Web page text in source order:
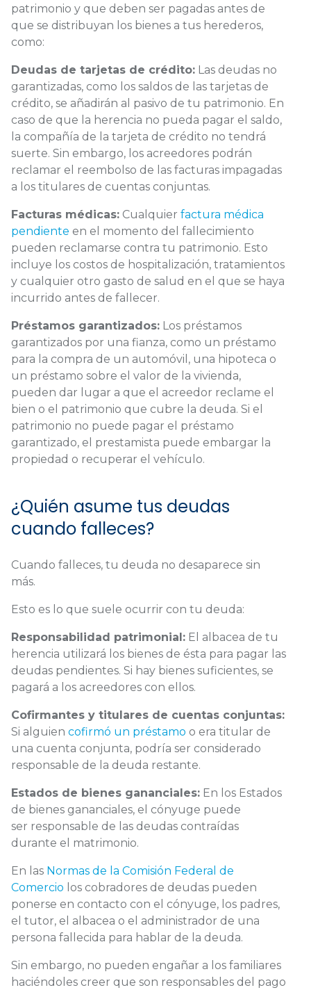
patrimonio y que deben ser pagadas antes de
que se distribuyan los bienes a tus herederos,
como:
Deudas de tarjetas de crédito: Las deudas no
garantizadas, como los saldos de las tarjetas de
crédito, se añadirán al pasivo de tu patrimonio. En
caso de que la herencia no pueda pagar el saldo,
la compañía de la tarjeta de crédito no tendrá
suerte. Sin embargo, los acreedores podrán
reclamar el reembolso de las facturas impagadas
a los titulares de cuentas conjuntas.
Facturas médicas: Cualquier factura médica
pendiente en el momento del fallecimiento
pueden reclamarse contra tu patrimonio. Esto
incluye los costos de hospitalización, tratamientos
y cualquier otro gasto de salud en el que se haya
incurrido antes de fallecer.
Préstamos garantizados: Los préstamos
garantizados por una fianza, como un préstamo
para la compra de un automóvil, una hipoteca o
un préstamo sobre el valor de la vivienda,
pueden dar lugar a que el acreedor reclame el
bien o el patrimonio que cubre la deuda. Si el
patrimonio no puede pagar el préstamo
garantizado, el prestamista puede embargar la
propiedad o recuperar el vehículo.
¿Quién asume tus deudas
cuando falleces?
Cuando falleces, tu deuda no desaparece sin
más.
Esto es lo que suele ocurrir con tu deuda:
Responsabilidad patrimonial: El albacea de tu
herencia utilizará los bienes de ésta para pagar las
deudas pendientes. Si hay bienes suficientes, se
pagará a los acreedores con ellos.
Cofirmantes y titulares de cuentas conjuntas:
Si alguien cofirmó un préstamo o era titular de
una cuenta conjunta, podría ser considerado
responsable de la deuda restante.
Estados de bienes gananciales: En los Estados
de bienes gananciales, el cónyuge puede
ser responsable de las deudas contraídas
durante el matrimonio.
En las Normas de la Comisión Federal de
Comercio los cobradores de deudas pueden
ponerse en contacto con el cónyuge, los padres,
el tutor, el albacea o el administrador de una
persona fallecida para hablar de la deuda.
Sin embargo, no pueden engañar a los familiares
haciéndoles creer que son responsables del pago